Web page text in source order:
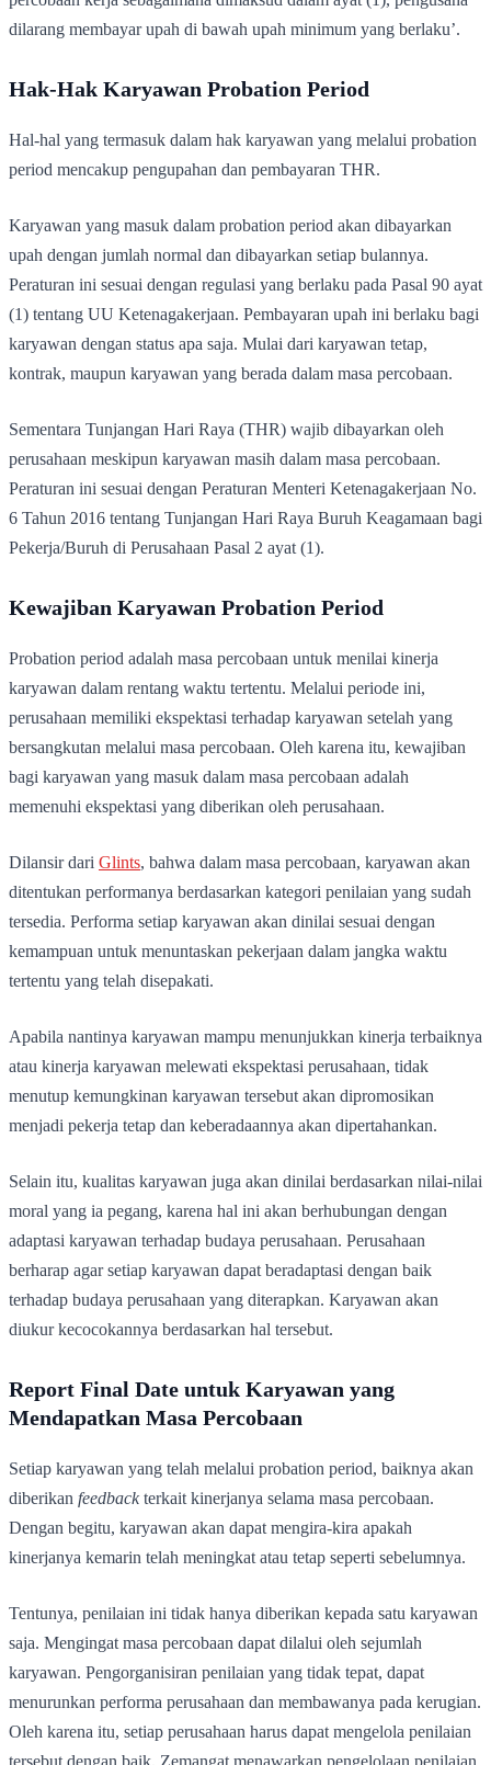
dilarang membayar upah di bawah upah minimum yang berlaku’.
Hak-Hak Karyawan Probation Period
Hal-hal yang termasuk dalam hak karyawan yang melalui probation
period mencakup pengupahan dan pembayaran THR.
Karyawan yang masuk dalam probation period akan dibayarkan
upah dengan jumlah normal dan dibayarkan setiap bulannya.
Peraturan ini sesuai dengan regulasi yang berlaku pada Pasal 90 ayat
(1) tentang UU Ketenagakerjaan. Pembayaran upah ini berlaku bagi
karyawan dengan status apa saja. Mulai dari karyawan tetap,
kontrak, maupun karyawan yang berada dalam masa percobaan.
Sementara Tunjangan Hari Raya (THR) wajib dibayarkan oleh
perusahaan meskipun karyawan masih dalam masa percobaan.
Peraturan ini sesuai dengan Peraturan Menteri Ketenagakerjaan No.
6 Tahun 2016 tentang Tunjangan Hari Raya Buruh Keagamaan bagi
Pekerja/Buruh di Perusahaan Pasal 2 ayat (1).
Kewajiban Karyawan Probation Period
Probation period adalah masa percobaan untuk menilai kinerja
karyawan dalam rentang waktu tertentu. Melalui periode ini,
perusahaan memiliki ekspektasi terhadap karyawan setelah yang
bersangkutan melalui masa percobaan. Oleh karena itu, kewajiban
bagi karyawan yang masuk dalam masa percobaan adalah
memenuhi ekspektasi yang diberikan oleh perusahaan.
Dilansir dari Glints, bahwa dalam masa percobaan, karyawan akan
ditentukan performanya berdasarkan kategori penilaian yang sudah
tersedia. Performa setiap karyawan akan dinilai sesuai dengan
kemampuan untuk menuntaskan pekerjaan dalam jangka waktu
tertentu yang telah disepakati.
Apabila nantinya karyawan mampu menunjukkan kinerja terbaiknya
atau kinerja karyawan melewati ekspektasi perusahaan, tidak
menutup kemungkinan karyawan tersebut akan dipromosikan
menjadi pekerja tetap dan keberadaannya akan dipertahankan.
Selain itu, kualitas karyawan juga akan dinilai berdasarkan nilai-nilai
moral yang ia pegang, karena hal ini akan berhubungan dengan
adaptasi karyawan terhadap budaya perusahaan. Perusahaan
berharap agar setiap karyawan dapat beradaptasi dengan baik
terhadap budaya perusahaan yang diterapkan. Karyawan akan
diukur kecocokannya berdasarkan hal tersebut.
Report Final Date untuk Karyawan yang
Mendapatkan Masa Percobaan
Setiap karyawan yang telah melalui probation period, baiknya akan
diberikan feedbackterkait kinerjanya selama masa percobaan.
Dengan begitu, karyawan akan dapat mengira-kira apakah
kinerjanya kemarin telah meningkat atau tetap seperti sebelumnya.
Tentunya, penilaian ini tidak hanya diberikan kepada satu karyawan
saja. Mengingat masa percobaan dapat dilalui oleh sejumlah
karyawan. Pengorganisiran penilaian yang tidak tepat, dapat
menurunkan performa perusahaan dan membawanya pada kerugian.
Oleh karena itu, setiap perusahaan harus dapat mengelola penilaian
tersebut dengan baik. Zemangat menawarkan pengelolaan penilaian